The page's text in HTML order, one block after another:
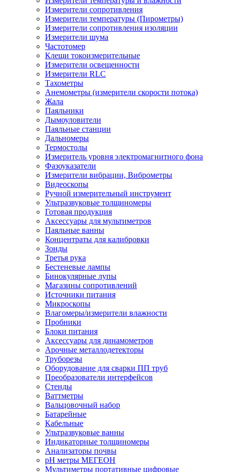
Измерители сопротивления
Измерители температуры (Пирометры)
Измерители сопротивления изоляции
Измерители шума
Частотомер
Клещи токоизмерительные
Измерители освещенности
Измерители RLC
Тахометры
Анемометры (измерители скорости потока)
Жала
Паяльники
Дымоуловители
Паяльные станции
Дальномеры
Термостолы
Измеритель уровня электромагнитного фона
Фазоуказатели
Измерители вибрации, Виброметры
Видеоскопы
Ручной измерительный инструмент
Ультразвуковые толщиномеры
Готовая продукция
Аксессуары для мультиметров
Паяльные ванны
Концентраты для калибровки
Зонды
Третья рука
Бестеневые лампы
Бинокулярные лупы
Магазины сопротивлений
Источники питания
Микроскопы
Влагомеры/измерители влажности
Пробники
Блоки питания
Аксессуары для динамометров
Арочные металлодетекторы
Труборезы
Оборудование для сварки ПП труб
Преобразователи интерфейсов
Стенды
Ваттметры
Вальцовочный набор
Батарейные
Кабельные
Ультразвуковые ванны
Индикаторные толщиномеры
Анализаторы почвы
рН метры МЕГЕОН
Мультиметры портативные цифровые